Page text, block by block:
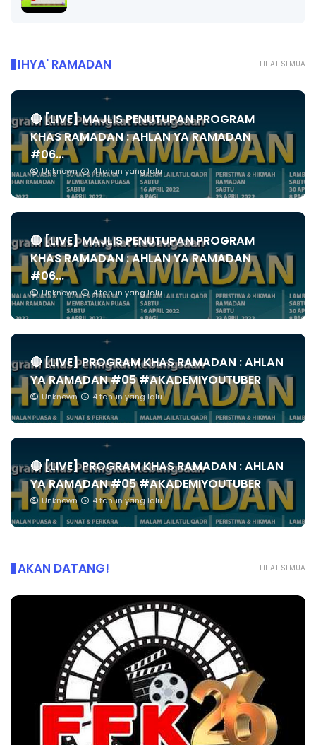
LIHAT SEMUA
IHYA' RAMADAN
🔴 [LIVE] MAJLIS PENUTUPAN PROGRAM
KHAS RAMADAN : AHLAN YA RAMADAN
#06...
Unknown 4 tahun yang lalu
🔴 [LIVE] MAJLIS PENUTUPAN PROGRAM
KHAS RAMADAN : AHLAN YA RAMADAN
#06...
Unknown 4 tahun yang lalu
🔴 [LIVE] PROGRAM KHAS RAMADAN : AHLAN
YA RAMADAN #05 #AKADEMIYOUTUBER
Unknown 4 tahun yang lalu
🔴 [LIVE] PROGRAM KHAS RAMADAN : AHLAN
YA RAMADAN #05 #AKADEMIYOUTUBER
Unknown 4 tahun yang lalu
LIHAT SEMUA
AKAN DATANG!